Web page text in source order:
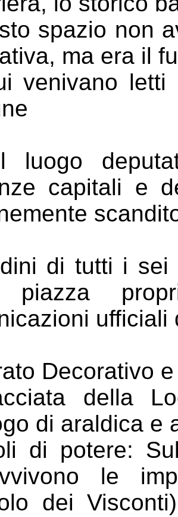
spazio non
ma era il
venivano
luogo
capitali e
di tutti i sei
piazza
Decorativo
della
di araldica e
di potere:
le
dei